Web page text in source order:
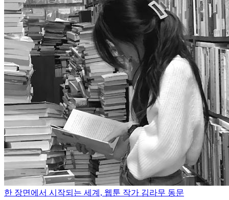
한 장면에서 시작되는 세계, 웹툰 작가 김라무 동문